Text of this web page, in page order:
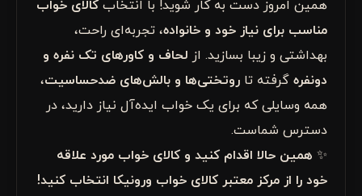
همین امروز دست به کار شوید! با انتخاب کالای خواب
مناسب برای نیاز خود و خانواده، تجربه‌ای راحت،
بهداشتی و زیبا بسازید. از لحاف و کاورهای تک نفره و
دونفرهگرفته تا روتختی‌ها و بالش‌های ضدحساسیت،
همه وسایلی که برای یک خواب ایده‌آل نیاز دارید، در
دسترس شماست.
✨ همین حالا اقدام کنید و کالای خواب مورد علاقه
خود را از مرکز معتبر کالای خواب ورونیکا انتخاب کنید!